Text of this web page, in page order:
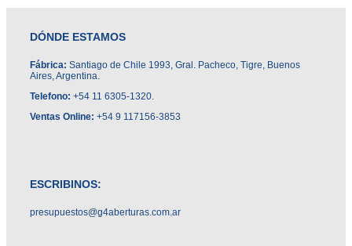
DÓNDE ESTAMOS
Fábrica: Santiago de Chile 1993, Gral. Pacheco, Tigre, Buenos
Aires, Argentina.
Telefono: +54 11 6305-1320.
Ventas Online: +54 9 117156-3853
ESCRIBINOS:
presupuestos@g4aberturas.com.ar